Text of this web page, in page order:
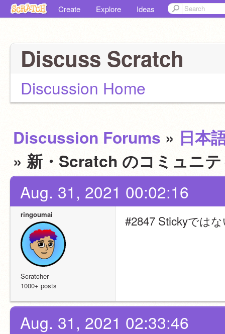
Create Explore Ideas
Discuss Scratch
Discussion Home
Discussion Forums » 日本
» 新・Scratch のコミュニ
Aug. 31, 2021 00:02:16
ringoumai
Scratcher
1000+ posts
#2847 Stickyでは
Aug. 31, 2021 02:33:46